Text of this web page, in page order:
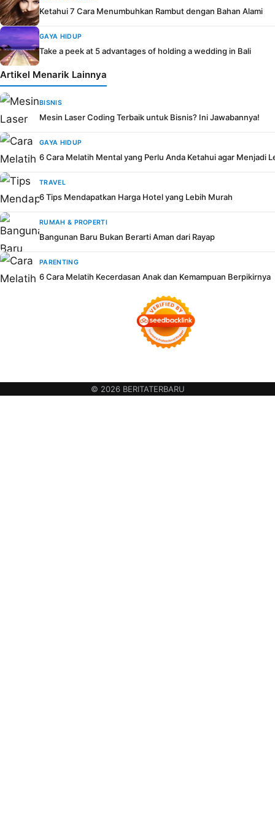
Ketahui 7 Cara Menumbuhkan Rambut dengan Bahan Alami
GAYA HIDUP
Take a peek at 5 advantages of holding a wedding in Bali
Artikel Menarik Lainnya
BISNIS
Mesin Laser Coding Terbaik untuk Bisnis? Ini Jawabannya!
GAYA HIDUP
6 Cara Melatih Mental yang Perlu Anda Ketahui agar Menjadi
TRAVEL
6 Tips Mendapatkan Harga Hotel yang Lebih Murah
RUMAH & PROPERTI
Bangunan Baru Bukan Berarti Aman dari Rayap
PARENTING
6 Cara Melatih Kecerdasan Anak dan Kemampuan Berpikirnya
© 2026 BERITATERBARU